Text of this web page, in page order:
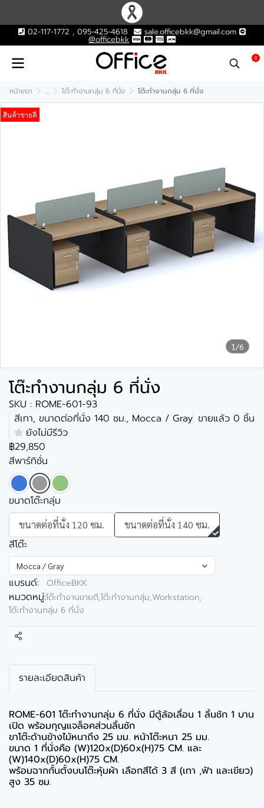
02-117-1772 , 095-425-4618 sale.officebkk@gmail.com
@officebkk
0
หน้าแรก ... โต๊ะทำงานกลุ่ม 6 ที่นั่ง โต๊ะทำงานกลุ่ม 6 ที่นั่ง
1/6
สินค้าขายดี
โต๊ะทำงานกลุ่ม 6 ที่นั่ง
SKU : ROME-601-93
สีเทา, ขนาดต่อที่นั่ง 140 ซม., Mocca / Gray ขายแล้ว 0 ชิ้น
ยังไม่มีรีวิว
฿29,850
สีพาร์ทิชั่น
ขนาดโต๊ะกลุ่ม
ขนาดต่อที่นั่ง 120 ซม. ขนาดต่อที่นั่ง 140 ซม.
สีโต๊ะ
Mocca / Gray
แบรนด์: OfficeBKK
หมวดหมู่:โต๊ะทำงานขายดี,โต๊ะทำงานกลุ่ม,Workstation,
โต๊ะทำงานกลุ่ม 6 ที่นั่ง
แชร์
รายละเอียดสินค้า
ROME-601 โต๊ะทำงานกลุ่ม 6 ที่นั่ง มีตู้ล้อเลื่อน 1 ลิ้นชัก 1 บาน
เปิด พร้อมกุญแจล็อคส่วนลิ้นชัก
ขาโต๊ะด้านข้างไม้หนาถึง 25 มม. หน้าโต๊ะหนา 25 มม.
ขนาด 1 ที่นั่งคือ (W)120x(D)60x(H)75 CM. และ
(W)140x(D)60x(H)75 CM.
พร้อมฉากกั้นตั้งบนโต๊ะหุ้มผ้า เลือกสีได้ 3 สี (เทา ,ฟ้า และเขียว)
สูง 35 ซม.